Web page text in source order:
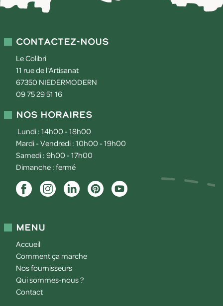
Contactez-nous
Le Colibri
11 rue de l'Artisanat
67350 NIEDERMODERN
09 75 29 51 16
Nos horaires
Lundi : 14h00 - 18h00
Mardi - Vendredi : 10h00 - 19h00
Samedi : 9h00 - 17h00
Dimanche : fermé
Menu
Accueil
Comment ça marche
Nos fournisseurs
Qui sommes-nous ?
Contact